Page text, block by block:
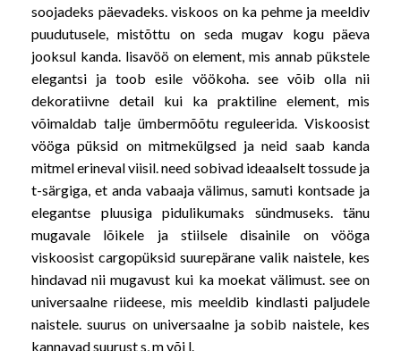
soojadeks päevadeks. viskoos on ka pehme ja meeldiv
puudutusele, mistõttu on seda mugav kogu päeva
jooksul kanda. lisavöö on element, mis annab pükstele
elegantsi ja toob esile vöökoha. see võib olla nii
dekoratiivne detail kui ka praktiline element, mis
võimaldab talje ümbermõõtu reguleerida. Viskoosist
vööga püksid on mitmekülgsed ja neid saab kanda
mitmel erineval viisil. need sobivad ideaalselt tossude ja
t-särgiga, et anda vabaaja välimus, samuti kontsade ja
elegantse pluusiga pidulikumaks sündmuseks. tänu
mugavale lõikele ja stiilsele disainile on vööga
viskoosist cargopüksid suurepärane valik naistele, kes
hindavad nii mugavust kui ka moekat välimust. see on
universaalne riideese, mis meeldib kindlasti paljudele
naistele. suurus on universaalne ja sobib naistele, kes
kannavad suurust s, m või l.